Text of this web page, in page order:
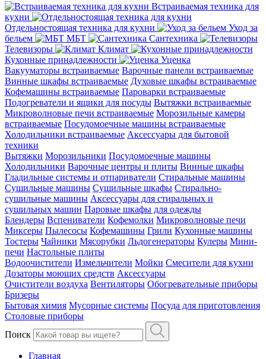
Встраиваемая техника для
кухни
Отдельностоящая техника для кухни
Уход за
бельем
МБТ
Сантехника
Телевизоры
Климат
Кухонные принадлежности
Уценка
Вакууматоры встраиваемые Варочные панели встраиваемые
Винные шкафы встраиваемые Духовые шкафы встраиваемые
Кофемашины встраиваемые Пароварки встраиваемые
Подогреватели и ящики для посуды Вытяжки встраиваемые
Микроволновые печи встраиваемые Морозильные камеры
встраиваемые Посудомоечные машины встраиваемые
Холодильники встраиваемые Аксессуары для бытовой
техники
Вытяжки Морозильники Посудомоечные машины
Холодильники Варочные центры и плиты Винные шкафы
Гладильные системы и отпариватели Стиральные машины
Сушильные машины Сушильные шкафы Стирально-
сушильные машины Аксессуары для стиральных и
сушильных машин Паровые шкафы для одежды
Блендеры Вспениватели Кофемолки Микроволновые печи
Миксеры Пылесосы Кофемашины Грили Кухонные машины
Тостеры Чайники Мясорубки Льдогенераторы Кулеры Мини-
печи Настольные плиты
Водоочистители Измельчители Мойки Смесители для кухни
Дозаторы моющих средств Аксессуары
Очистители воздуха Вентиляторы Обогревательные приборы
Бризеры
Бытовая химия Мусорные системы Посуда для приготовления
Столовые приборы
Поиск
Главная